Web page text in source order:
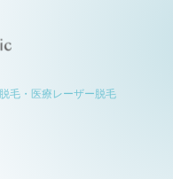
毛・医療レーザー脱毛